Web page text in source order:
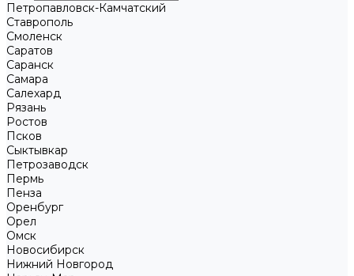
Петропавловск-Камчатский
Ставрополь
Смоленск
Саратов
Саранск
Самара
Салехард
Рязань
Ростов
Псков
Сыктывкар
Петрозаводск
Пермь
Пенза
Оренбург
Орел
Омск
Новосибирск
Нижний Новгород